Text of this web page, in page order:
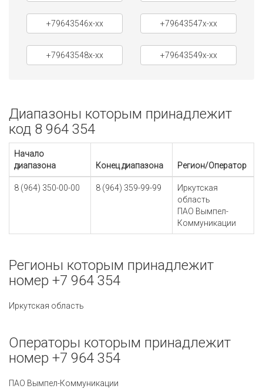
+79643546x-xx +79643547x-xx
+79643548x-xx +79643549x-xx
Диапазоны которым принадлежит
код 8 964 354
Начало
диапазона
Конец диапазона Регион/Оператор
8 (964) 350-00-00 8 (964) 359-99-99
Иркутская
область
ПАО Вымпел-
Коммуникации
Регионы которым принадлежит
номер +7 964 354
Иркутская область
Операторы которым принадлежит
номер +7 964 354
ПАО Вымпел-Коммуникации